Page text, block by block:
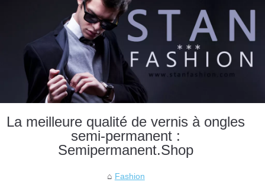
La meilleure qualité de vernis à ongles
semi-permanent :
Semipermanent.Shop
Fashion